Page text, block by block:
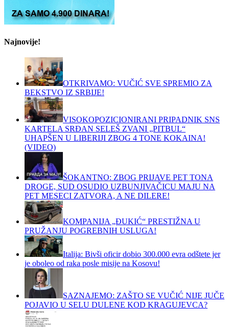
Najnovije!
OTKRIVAMO: VUČIĆ SVE SPREMIO ZA
BEKSTVO IZ SRBIJE!
VISOKOPOZICIONIRANI PRIPADNIK SNS
KARTELA SRĐAN SELEŠ ZVANI „PITBUL“
UHAPŠEN U LIBERIJI ZBOG 4 TONE KOKAINA!
(VIDEO)
ŠOKANTNO: ZBOG PRIJAVE PET TONA
DROGE, SUD OSUDIO UZBUNJIVAČICU MAJU NA
PET MESECI ZATVORA, A NE DILERE!
KOMPANIJA „ĐUKIĆ“ PRESTIŽNA U
PRUŽANJU POGREBNIH USLUGA!
Italija: Bivši oficir dobio 300.000 evra odštete jer
je oboleo od raka posle misije na Kosovu!
SAZNAJEMO: ZAŠTO SE VUČIĆ NIJE JUČE
POJAVIO U SELU DULENE KOD KRAGUJEVCA?